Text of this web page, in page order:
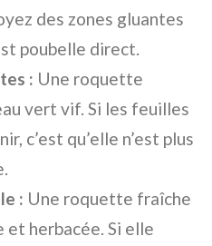
des zones gluantes
poubelle direct.
: Une roquette
vert vif. Si les feuilles
c’est qu’elle n’est plus
: Une roquette fraîche
et herbacée. Si elle